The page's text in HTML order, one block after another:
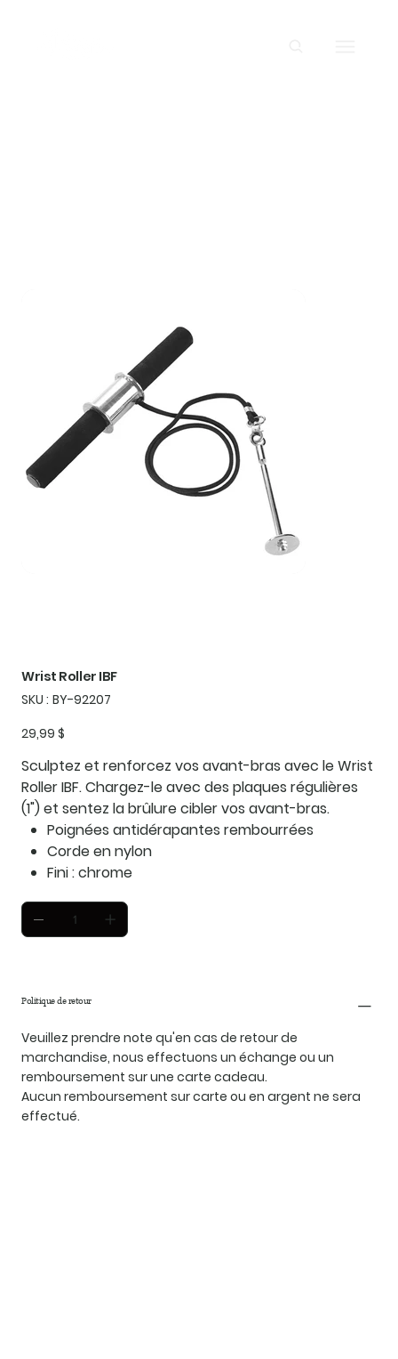
Wrist Roller IBF
SKU : SKU
BY-
BY-92207
Prix
29,99 $
Sculptez et renforcez vos avant-bras avec le Wrist
Roller IBF. Chargez-le avec des plaques régulières
(1") et sentez la brûlure cibler vos avant-bras.
Poignées antidérapantes rembourrées
Corde en nylon
Fini : chrome
Politique de retour
Veuillez prendre note qu'en cas de retour de
marchandise, nous effectuons un échange ou un
remboursement sur une carte cadeau.
Aucun remboursement sur carte ou en argent ne sera
effectué.